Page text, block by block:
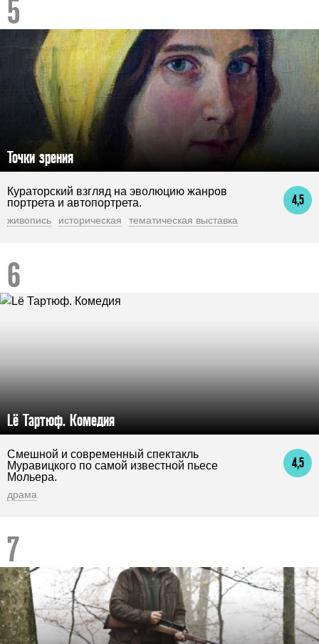
Точки зрения
4,5
Кураторский взгляд на эволюцию жанров
портрета и автопортрета.
живопись историческая тематическая выставка
Lё Тартюф. Комедия
4,5
Смешной и современный спектакль
Муравицкого по самой известной пьесе
Мольера.
драма